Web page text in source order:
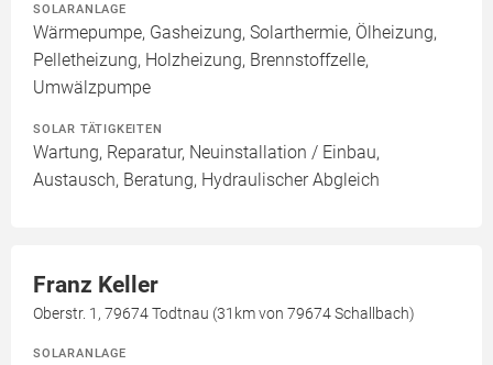
SOLARANLAGE
Wärmepumpe, Gasheizung, Solarthermie, Ölheizung,
Pelletheizung, Holzheizung, Brennstoffzelle,
Umwälzpumpe
SOLAR TÄTIGKEITEN
Wartung, Reparatur, Neuinstallation / Einbau,
Austausch, Beratung, Hydraulischer Abgleich
Franz Keller
Oberstr. 1, 79674 Todtnau (31km von 79674 Schallbach)
SOLARANLAGE